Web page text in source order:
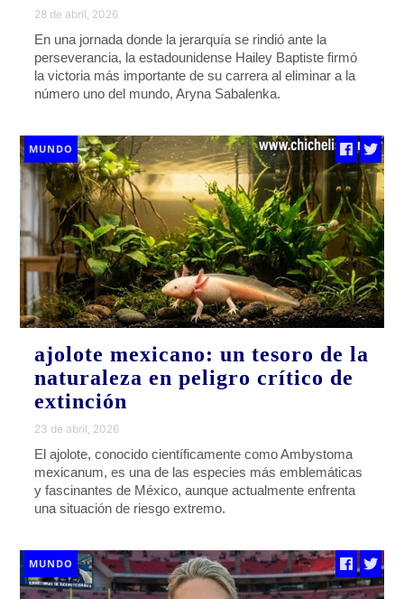
28 de abril, 2026
En una jornada donde la jerarquía se rindió ante la
perseverancia, la estadounidense Hailey Baptiste firmó
la victoria más importante de su carrera al eliminar a la
número uno del mundo, Aryna Sabalenka.
MUNDO
ajolote mexicano: un tesoro de la
naturaleza en peligro crítico de
extinción
23 de abril, 2026
El ajolote, conocido científicamente como Ambystoma
mexicanum, es una de las especies más emblemáticas
y fascinantes de México, aunque actualmente enfrenta
una situación de riesgo extremo.
MUNDO